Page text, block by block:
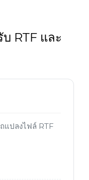
RTF และ
ปลงไฟล์ RTF